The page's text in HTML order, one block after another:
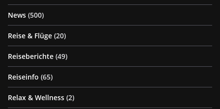
News (500)
Reise & Flüge (20)
Reiseberichte (49)
Reiseinfo (65)
Relax & Wellness (2)